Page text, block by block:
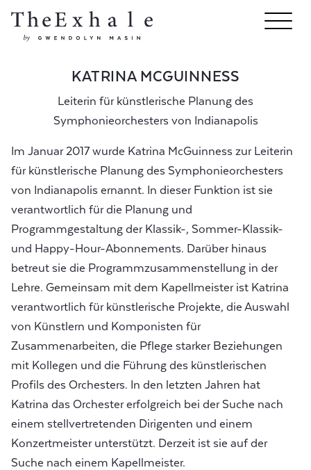
KATRINA MCGUINNESS
Leiterin für künstlerische Planung des
Symphonieorchesters von Indianapolis
Im Januar 2017 wurde Katrina McGuinness zur Leiterin
für künstlerische Planung des Symphonieorchesters
von Indianapolis ernannt. In dieser Funktion ist sie
verantwortlich für die Planung und
Programmgestaltung der Klassik-, Sommer-Klassik-
und Happy-Hour-Abonnements. Darüber hinaus
betreut sie die Programmzusammenstellung in der
Lehre. Gemeinsam mit dem Kapellmeister ist Katrina
verantwortlich für künstlerische Projekte, die Auswahl
von Künstlern und Komponisten für
Zusammenarbeiten, die Pflege starker Beziehungen
mit Kollegen und die Führung des künstlerischen
Profils des Orchesters. In den letzten Jahren hat
Katrina das Orchester erfolgreich bei der Suche nach
einem stellvertretenden Dirigenten und einem
Konzertmeister unterstützt. Derzeit ist sie auf der
Suche nach einem Kapellmeister.